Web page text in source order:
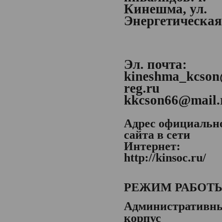
Кинешма, ул.
Эл. почта:
reg.ru
Адрес
сайта в сети
Интернет:
http://kinsoc.ru/
РЕЖИМ
корпус